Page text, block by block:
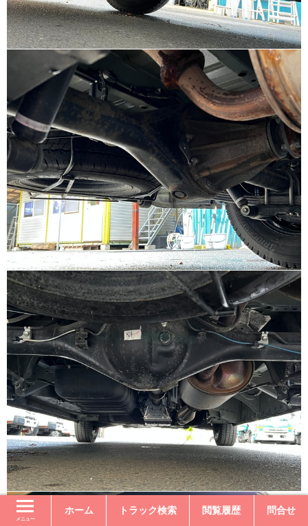
メニュー
ホーム トラック検索 閲覧履歴 問合せ